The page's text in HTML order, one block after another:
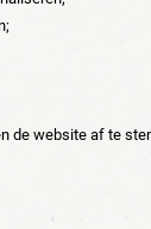
de website af te